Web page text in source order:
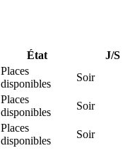
État J/S
Places
disponibles
Soir
Places
disponibles
Soir
Places
disponibles
Soir